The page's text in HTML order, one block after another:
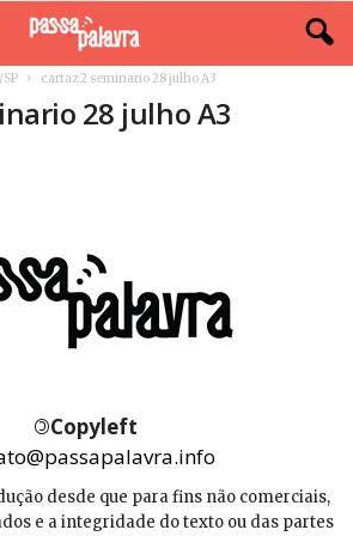
SP cartaz 2 seminario 28 julho A3
28 julho A3
©Copyleft
desde que para fins não comerciais,
e a integridade do texto ou das partes